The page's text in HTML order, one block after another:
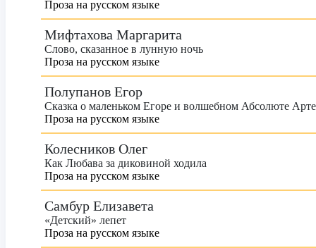
Проза на русском языке
Мифтахова Маргарита
Слово, сказанное в лунную ночь
Проза на русском языке
Полупанов Егор
Сказка о маленьком Егоре и волшебном Абсолюте
Проза на русском языке
Колесников Олег
Как Любава за диковиной ходила
Проза на русском языке
Самбур Елизавета
«Детский» лепет
Проза на русском языке